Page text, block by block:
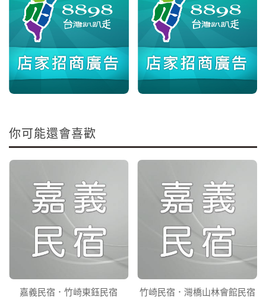
你可能還會喜歡
嘉義民宿．竹崎東鈺民宿 竹崎民宿．灣橋山林會館民宿